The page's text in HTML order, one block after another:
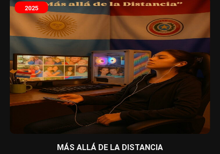
2025
MÁS ALLÁ DE LA DISTANCIA